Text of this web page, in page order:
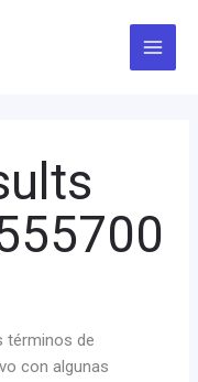
términos de
con algunas